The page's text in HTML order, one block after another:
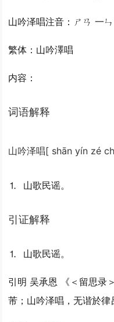
山吟泽唱注音：ㄕㄢ 一ㄣ
繁体：山吟澤唱
内容：
词语解释
山吟泽唱[ shān yín zé
⒈ 山歌民谣。
引证解释
⒈ 山歌民谣。
引 明 吴承恩 《＜留思录
芾；山吟泽唱，无谐於律